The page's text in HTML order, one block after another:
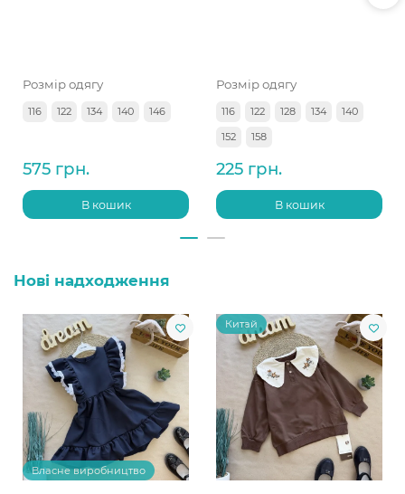
Розмір одягу
116 122 134 140 146
575 грн.
В кошик
Розмір одягу
116 122 128 134
140
152
158
225 грн.
В кошик
Нові надходження
Власне виробництво
Китай